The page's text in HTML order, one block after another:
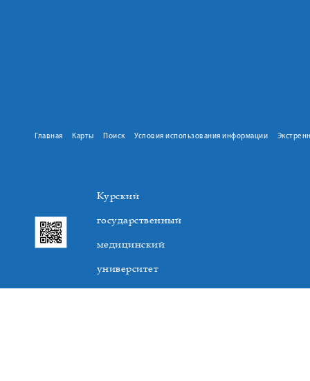
Главная Карты Поиск Условия использования информации
Курский
государственный
медицинский
университет